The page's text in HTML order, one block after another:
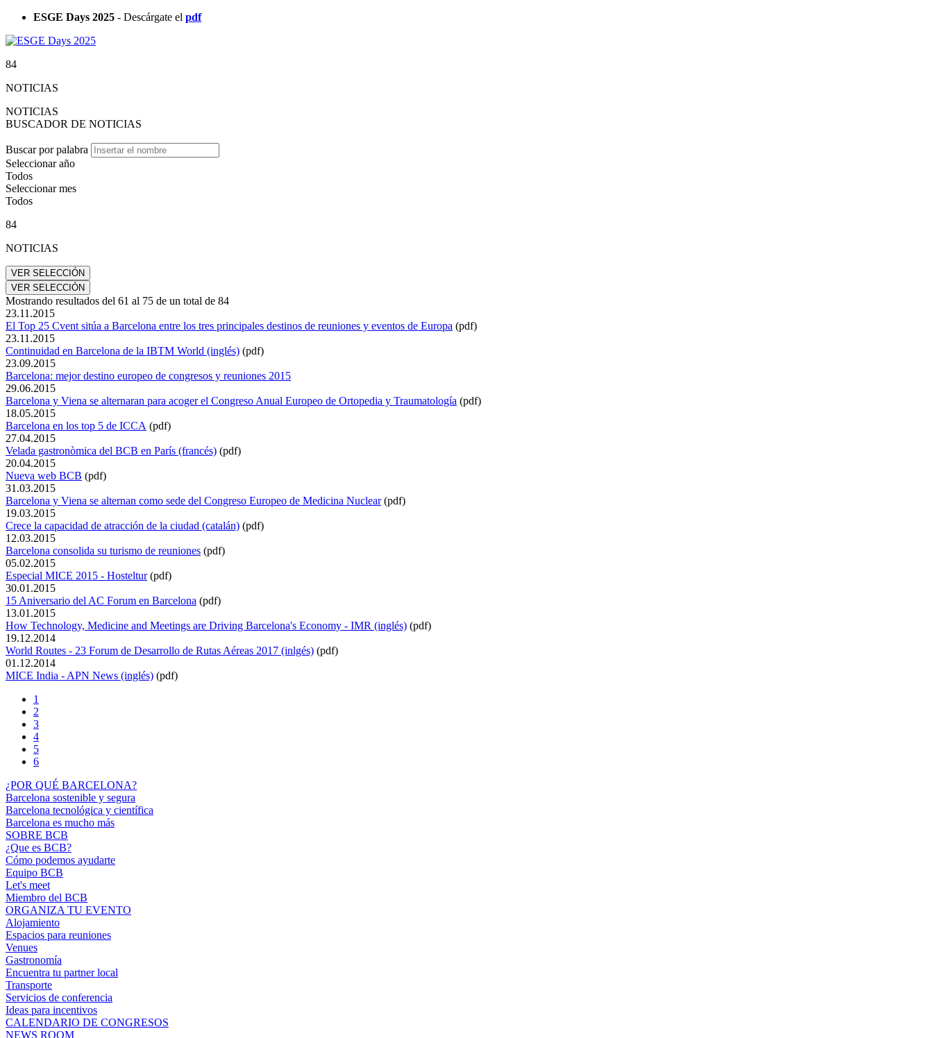
ESGE Days 2025 - Descárgate el pdf
84
NOTICIAS
NOTICIAS
BUSCADOR DE NOTICIAS
Buscar por palabra
Seleccionar año
Todos
Seleccionar mes
Todos
84
NOTICIAS
Mostrando resultados del 61 al 75 de un total de 84
23.11.2015
El Top 25 Cvent sitúa a Barcelona entre los tres principales destinos de reuniones y eventos de Europa (pdf)
23.11.2015
Continuidad en Barcelona de la IBTM World (inglés) (pdf)
23.09.2015
Barcelona: mejor destino europeo de congresos y reuniones 2015
29.06.2015
Barcelona y Viena se alternaran para acoger el Congreso Anual Europeo de Ortopedia y Traumatología (pdf)
18.05.2015
Barcelona en los top 5 de ICCA (pdf)
27.04.2015
Velada gastronòmica del BCB en París (francés) (pdf)
20.04.2015
Nueva web BCB (pdf)
31.03.2015
Barcelona y Viena se alternan como sede del Congreso Europeo de Medicina Nuclear(pdf)
19.03.2015
Crece la capacidad de atracción de la ciudad (catalán) (pdf)
12.03.2015
Barcelona consolida su turismo de reuniones (pdf)
05.02.2015
Especial MICE 2015 - Hosteltur(pdf)
30.01.2015
15 Aniversario del AC Forum en Barcelona (pdf)
13.01.2015
How Technology, Medicine and Meetings are Driving Barcelona's Economy - IMR (inglés) (pdf)
19.12.2014
World Routes - 23 Forum de Desarrollo de Rutas Aéreas 2017 (inlgés) (pdf)
01.12.2014
MICE India - APN News (inglés) (pdf)
1
2
3
4
5
6
¿POR QUÉ BARCELONA?
Barcelona sostenible y segura
Barcelona tecnológica y científica
Barcelona es mucho más
SOBRE BCB
¿Que es BCB?
Cómo podemos ayudarte
Equipo BCB
Let's meet
Miembro del BCB
ORGANIZA TU EVENTO
Alojamiento
Espacios para reuniones
Venues
Gastronomía
Encuentra tu partner local
Transporte
Servicios de conferencia
Ideas para incentivos
CALENDARIO DE CONGRESOS
NEWS ROOM